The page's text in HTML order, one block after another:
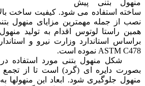
منهول بتنی پیش
ساخته استفاده می شود. کیفیت ساخت
نصب از جمله مهمترین مزایای منهول
همین راستا لوتوس اقدام به تولید
براساس استاندارد وزارت نیرو و
ASTM C478 نموده است.
شکل منهول بتنی مورد استفاده در
بصورت دایره ای (گرد) است تا از
منهول جلوگیری شود. ابعاد این منهولها